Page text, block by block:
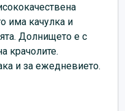
има качулка и
Долнището е с
крачолите.
и за ежедневието.